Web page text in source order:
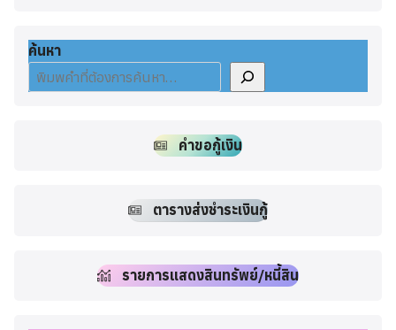
ค้นหา
คำขอกู้เงิน
ตารางส่งชำระเงินกู้
รายการแสดงสินทรัพย์/หนี้สิน